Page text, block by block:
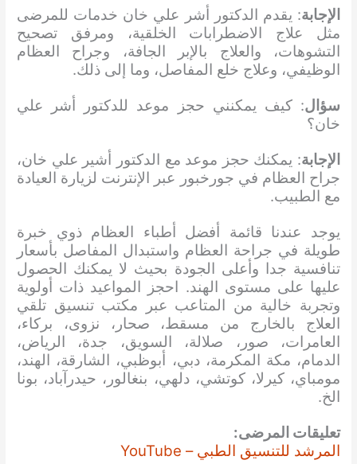
الإجابة: يقدم الدكتور أشر علي خان خدمات للمرضى
مثل علاج الاضطرابات الخلقية، ومرفق تصحيح
التشوهات، والعلاج بالإبر الجافة، وجراح العظام
الوظيفي، وعلاج خلع المفاصل، وما إلى ذلك.
سؤال: كيف يمكنني حجز موعد للدكتور أشر علي
خان؟
الإجابة: يمكنك حجز موعد مع الدكتور أشير علي خان،
جراح العظام في جورخبور عبر الإنترنت لزيارة العيادة
مع الطبيب.
يوجد عندنا قائمة أفضل أطباء العظام ذوي خبرة
طويلة في جراحة العظام واستبدال المفاصل بأسعار
تنافسية جدا وأعلى الجودة بحيث لا يمكنك الحصول
عليها على مستوى الهند. احجز المواعيد ذات أولوية
وتجربة خالية من المتاعب عبر مكتب تنسيق تلقي
العلاج بالخارج من مسقط، صحار، نزوى، بركاء،
العامرات، صور، صلالة، السويق، جدة، الرياض،
الدمام، مكة المكرمة، دبي، أبوظبي، الشارقة، الهند،
مومباي، كيرلا، كوتشي، دلهي، بنغالور، حيدرآباد، بونا
الخ.
تعليقات المرضى:
المرشد للتنسيق الطبي – YouTube